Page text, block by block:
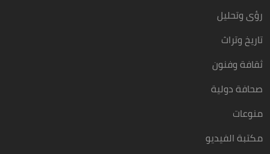
رؤى وتحليل
تاريخ وتراث
ثقافة وفنون
صحافة دولية
منوعات
مكتبة الفيديو